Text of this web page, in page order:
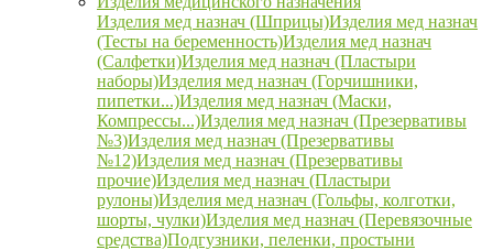
Изделия мед назнач (Шприцы)Изделия мед назнач
(Тесты на беременность)Изделия мед назнач
(Салфетки)Изделия мед назнач (Пластыри
наборы)Изделия мед назнач (Горчишники,
пипетки...)Изделия мед назнач (Маски,
Компрессы...)Изделия мед назнач (Презервативы
№3)Изделия мед назнач (Презервативы
№12)Изделия мед назнач (Презервативы
прочие)Изделия мед назнач (Пластыри
рулоны)Изделия мед назнач (Гольфы, колготки,
шорты, чулки)Изделия мед назнач (Перевязочные
средства)Подгузники, пеленки, простыни